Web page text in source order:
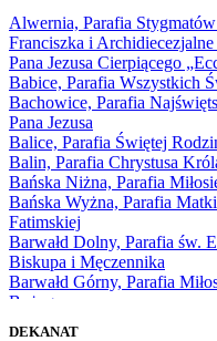
1968
1969
1970
1971
1972
1973
1974
1975
1976
1977
1978
1979
1980
1981
1983
Alwernia, Parafia
Franciszka i
Pana Jezusa Cierpiącego
Babice, Parafia Wszystkich
Bachowice, Parafia
Pana Jezusa
Balice, Parafia Świętej
Balin, Parafia Chrystusa
Bańska Niżna, Parafia
Bańska Wyżna, Parafia
Fatimskiej
Barwałd Dolny, Parafia św.
Biskupa i Męczennika
Barwałd Górny, Parafia
Bożego
DEKANAT